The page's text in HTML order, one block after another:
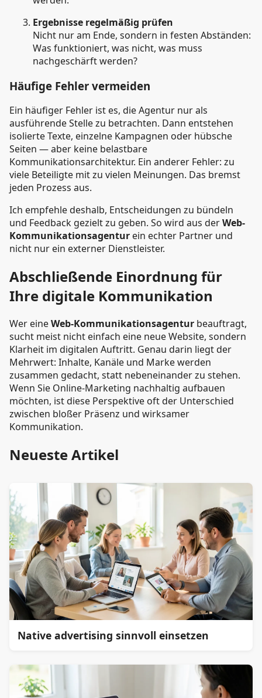
Ergebnisse regelmäßig prüfen
Nicht nur am Ende, sondern in festen Abständen:
Was funktioniert, was nicht, was muss
nachgeschärft werden?
Häufige Fehler vermeiden
Ein häufiger Fehler ist es, die Agentur nur als
ausführende Stelle zu betrachten. Dann entstehen
isolierte Texte, einzelne Kampagnen oder hübsche
Seiten — aber keine belastbare
Kommunikationsarchitektur. Ein anderer Fehler: zu
viele Beteiligte mit zu vielen Meinungen. Das bremst
jeden Prozess aus.
Ich empfehle deshalb, Entscheidungen zu bündeln
und Feedback gezielt zu geben. So wird aus derWeb-
Kommunikationsagentur ein echter Partner und
nicht nur ein externer Dienstleister.
Abschließende Einordnung für
Ihre digitale Kommunikation
Wer eineWeb-Kommunikationsagentur beauftragt,
sucht meist nicht einfach eine neue Website, sondern
Klarheit im digitalen Auftritt. Genau darin liegt der
Mehrwert: Inhalte, Kanäle und Marke werden
zusammen gedacht, statt nebeneinander zu stehen.
Wenn Sie Online-Marketing nachhaltig aufbauen
möchten, ist diese Perspektive oft der Unterschied
zwischen bloßer Präsenz und wirksamer
Kommunikation.
Neueste Artikel
Native advertising sinnvoll einsetzen